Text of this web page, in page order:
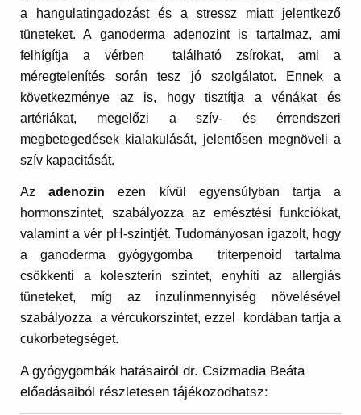
a hangulatingadozást és a stressz miatt jelentkező
tüneteket. A ganoderma adenozint is tartalmaz, ami
felhígítja a vérben található zsírokat, ami a
méregtelenítés során tesz jó szolgálatot. Ennek a
következménye az is, hogy tisztítja a vénákat és
artériákat, megelőzi a szív- és érrendszeri
megbetegedések kialakulását, jelentősen megnöveli a
szív kapacitását.
Azadenozin ezen kívül egyensúlyban tartja a
hormonszintet, szabályozza az emésztési funkciókat,
valamint a vér pH-szintjét. Tudományosan igazolt, hogy
a ganoderma gyógygomba triterpenoid tartalma
csökkenti a koleszterin szintet, enyhíti az allergiás
tüneteket, míg az inzulinmennyiség növelésével
szabályozza a vércukorszintet, ezzel kordában tartja a
cukorbetegséget.
A gyógygombák hatásairól dr. Csizmadia Beáta
előadásaiból részletesen tájékozodhatsz: